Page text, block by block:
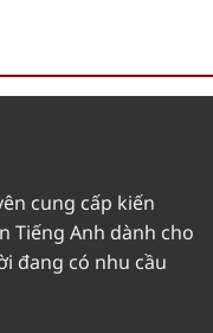
cung cấp kiến
Tiếng Anh dành cho
đang có nhu cầu